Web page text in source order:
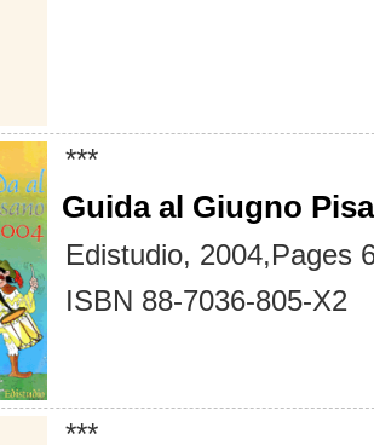
***
Guida al Giugno
Edistudio, 2004,Pages
ISBN 88-7036-805-X2
***